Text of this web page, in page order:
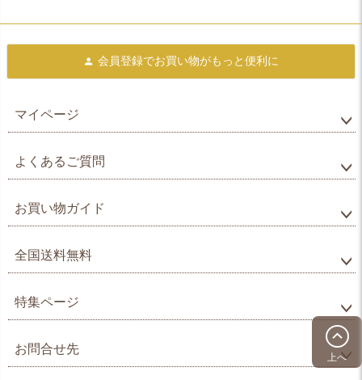
上へ
会員登録でお買い物がもっと便利に
マイページ
よくあるご質問
お買い物ガイド
全国送料無料
特集ページ
お問合せ先